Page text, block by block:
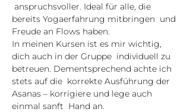
anspruchsvoller. Ideal für alle, die
bereits Yogaerfahrung mitbringen  und
Freude an Flows haben.
In meinen Kursen ist es mir wichtig,
dich auch in der Gruppe  individuell zu
betreuen. Dementsprechend achte ich
stets auf die  korrekte Ausführung der
Asanas – korrigiere und lege auch
einmal sanft  Hand an.